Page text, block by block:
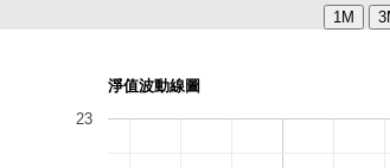
淨值波動線圖
23